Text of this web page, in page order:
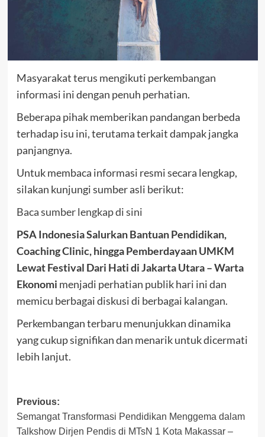
Masyarakat terus mengikuti perkembangan
informasi ini dengan penuh perhatian.
Beberapa pihak memberikan pandangan berbeda
terhadap isu ini, terutama terkait dampak jangka
panjangnya.
Untuk membaca informasi resmi secara lengkap,
silakan kunjungi sumber asli berikut:
Baca sumber lengkap di sini
PSA Indonesia Salurkan Bantuan Pendidikan,
Coaching Clinic, hingga Pemberdayaan UMKM
Lewat Festival Dari Hati di Jakarta Utara – Warta
Ekonomi menjadi perhatian publik hari ini dan
memicu berbagai diskusi di berbagai kalangan.
Perkembangan terbaru menunjukkan dinamika
yang cukup signifikan dan menarik untuk dicermati
lebih lanjut.
Post
navigation
Previous:
Semangat Transformasi Pendidikan Menggema dalam
Talkshow Dirjen Pendis di MTsN 1 Kota Makassar –